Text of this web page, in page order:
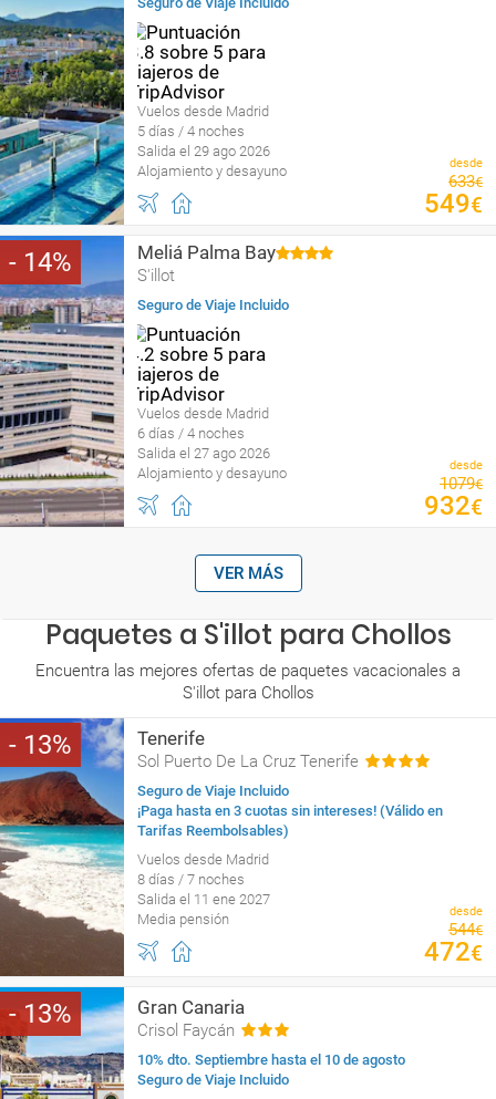
Vuelos desde Madrid
5 días / 4 noches
Salida el 29 ago 2026
Alojamiento y desayuno
desde
633€
549€
14 Meliá Palma Bay
S'illot
Seguro de Viaje Incluido
Vuelos desde Madrid
6 días / 4 noches
Salida el 27 ago 2026
Alojamiento y desayuno
desde
1079€
932€
VER MÁS
Paquetes a S'illot para Chollos
Encuentra las mejores ofertas de paquetes vacacionales a
S'illot para Chollos
13 Tenerife
Sol Puerto De La Cruz Tenerife
Seguro de Viaje Incluido
¡Paga hasta en 3 cuotas sin intereses! (Válido en
Tarifas Reembolsables)
Vuelos desde Madrid
8 días / 7 noches
Salida el 11 ene 2027
Media pensión
desde
544€
472€
13 Gran Canaria
Crisol Faycán
10% dto. Septiembre hasta el 10 de agosto
Seguro de Viaje Incluido